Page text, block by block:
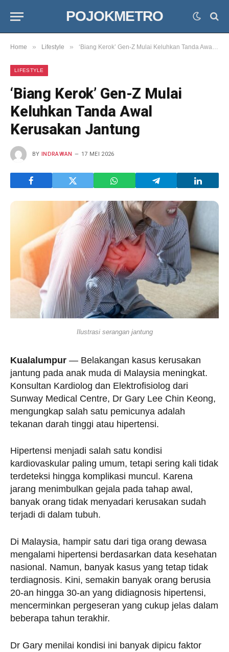
POJOKMETRO
Home » Lifestyle » ‘Biang Kerok’ Gen-Z Mulai Keluhkan Tanda Awal Kerusakan Jantung
LIFESTYLE
‘Biang Kerok’ Gen-Z Mulai
Keluhkan Tanda Awal
Kerusakan Jantung
BY INDRAWAN 17 MEI 2026
Ilustrasi serangan jantung
Kualalumpur — Belakangan kasus kerusakan
jantung pada anak muda di Malaysia meningkat.
Konsultan Kardiolog dan Elektrofisiolog dari
Sunway Medical Centre, Dr Gary Lee Chin Keong,
mengungkap salah satu pemicunya adalah
tekanan darah tinggi atau hipertensi.
Hipertensi menjadi salah satu kondisi
kardiovaskular paling umum, tetapi sering kali tidak
terdeteksi hingga komplikasi muncul. Karena
jarang menimbulkan gejala pada tahap awal,
banyak orang tidak menyadari kerusakan sudah
terjadi di dalam tubuh.
Di Malaysia, hampir satu dari tiga orang dewasa
mengalami hipertensi berdasarkan data kesehatan
nasional. Namun, banyak kasus yang tetap tidak
terdiagnosis. Kini, semakin banyak orang berusia
20-an hingga 30-an yang didiagnosis hipertensi,
mencerminkan pergeseran yang cukup jelas dalam
beberapa tahun terakhir.
Dr Gary menilai kondisi ini banyak dipicu faktor